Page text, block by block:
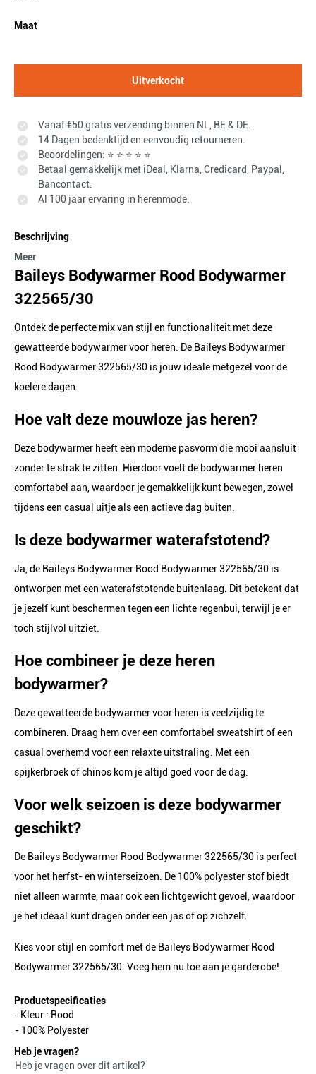
Maat
Uitverkocht
Vanaf €50 gratis verzending binnen NL, BE & DE.
14 Dagen bedenktijd en eenvoudig retourneren.
Beoordelingen: ⭐ ⭐ ⭐ ⭐ ⭐
Betaal gemakkelijk met iDeal, Klarna, Credicard, Paypal,
Bancontact.
Al 100 jaar ervaring in herenmode.
Beschrijving
Meer
Baileys Bodywarmer Rood Bodywarmer
322565/30
Ontdek de perfecte mix van stijl en functionaliteit met deze
gewatteerde bodywarmer voor heren. De Baileys Bodywarmer
Rood Bodywarmer 322565/30 is jouw ideale metgezel voor de
koelere dagen.
Hoe valt deze mouwloze jas heren?
Deze bodywarmer heeft een moderne pasvorm die mooi aansluit
zonder te strak te zitten. Hierdoor voelt de bodywarmer heren
comfortabel aan, waardoor je gemakkelijk kunt bewegen, zowel
tijdens een casual uitje als een actieve dag buiten.
Is deze bodywarmer waterafstotend?
Ja, de Baileys Bodywarmer Rood Bodywarmer 322565/30 is
ontworpen met een waterafstotende buitenlaag. Dit betekent dat
je jezelf kunt beschermen tegen een lichte regenbui, terwijl je er
toch stijlvol uitziet.
Hoe combineer je deze heren
bodywarmer?
Deze gewatteerde bodywarmer voor heren is veelzijdig te
combineren. Draag hem over een comfortabel sweatshirt of een
casual overhemd voor een relaxte uitstraling. Met een
spijkerbroek of chinos kom je altijd goed voor de dag.
Voor welk seizoen is deze bodywarmer
geschikt?
De Baileys Bodywarmer Rood Bodywarmer 322565/30 is perfect
voor het herfst- en winterseizoen. De 100% polyester stof biedt
niet alleen warmte, maar ook een lichtgewicht gevoel, waardoor
je het ideaal kunt dragen onder een jas of op zichzelf.
Kies voor stijl en comfort met de Baileys Bodywarmer Rood
Bodywarmer 322565/30. Voeg hem nu toe aan je garderobe!
Productspecificaties
- Kleur : Rood
- 100% Polyester
Heb je vragen?
Heb je vragen over dit artikel?